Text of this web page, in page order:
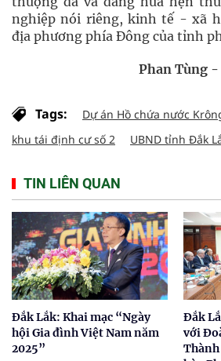
nghiệp nói riêng, kinh tế - xã
địa phương phía Đông của tỉnh
Phan Tùng -
Tags:
Dự án Hồ chứa nước
khu tái định cư số 2
UBND tỉnh Đắk
TIN LIÊN QUAN
Đắk Lắk: Khai mạc “Ngày
hội Gia đình Việt Nam năm
2025”
Đắk
với
Thành